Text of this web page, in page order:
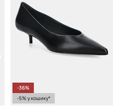
-36%
-5% у кошику*